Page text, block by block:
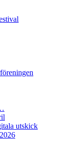
utskick